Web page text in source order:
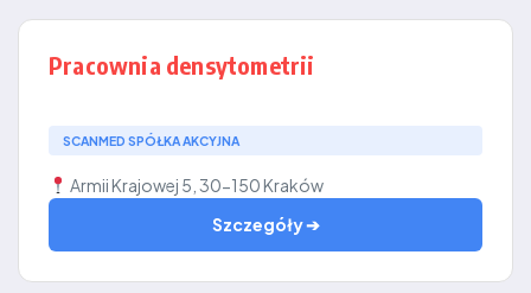
Pracownia densytometrii
SCANMED SPÓŁKA AKCYJNA
Armii Krajowej 5, 30-150 Kraków
Szczegóły ➔